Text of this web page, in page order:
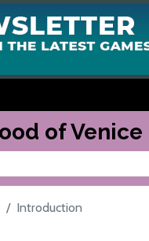
of Venice
Introduction